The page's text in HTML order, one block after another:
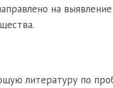
на
литературу по